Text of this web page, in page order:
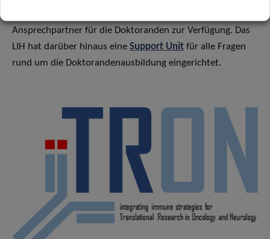
Ansprechpartner für die Doktoranden zur Verfügung. Das
LIH hat darüber hinaus eine Support Unit für alle Fragen
rund um die Doktorandenausbildung eingerichtet.